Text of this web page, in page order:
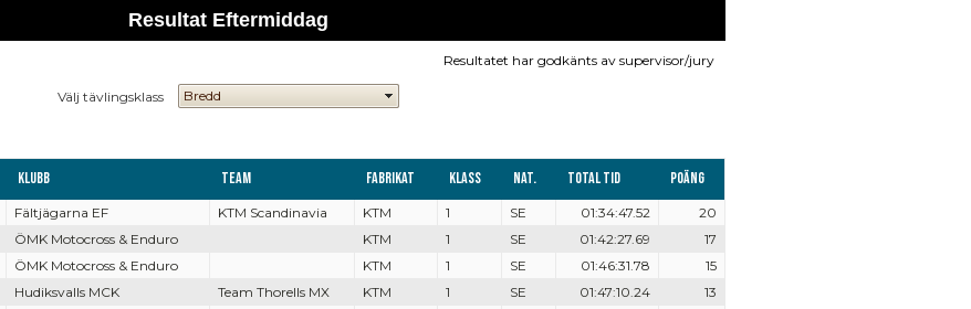
Resultat Eftermiddag
Resultatet har godkänts av supervisor/jury
Välj tävlingsklass
Klubb Team Fabrikat Klass Nat. Total tid Poäng
Fältjägarna EF KTM Scandinavia KTM 1 SE 01:34:47.52
20
ÖMK Motocross & Enduro KTM 1 SE 01:42:27.69
17
ÖMK Motocross & Enduro KTM 1 SE 01:46:31.78
15
Hudiksvalls MCK Team Thorells MX KTM 1 SE 01:47:10.24
13